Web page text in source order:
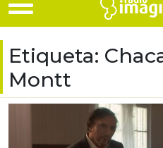
Etiqueta:
Montt